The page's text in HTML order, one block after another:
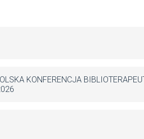
p
KONFERENCJA